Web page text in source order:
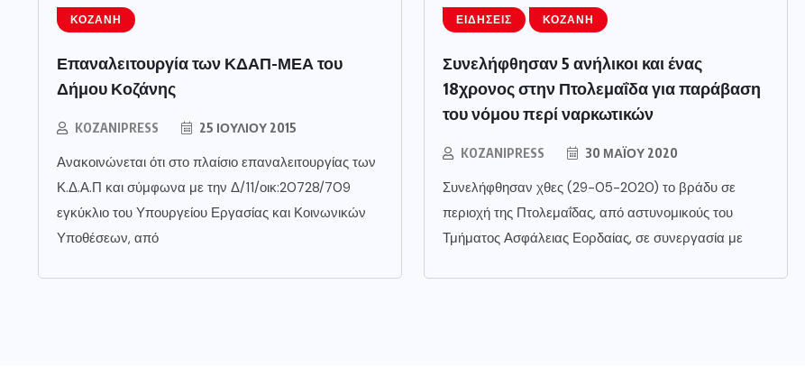
ΚΟΖΆΝΗ
Επαναλειτουργία των ΚΔΑΠ-ΜΕΑ του
Δήμου Κοζάνης
KOZANIPRESS 25 ΙΟΥΛΊΟΥ 2015
Ανακοινώνεται ότι στο πλαίσιο επαναλειτουργίας των
Κ.Δ.Α.Π και σύμφωνα με την Δ/11/οικ:20728/709
εγκύκλιο του Υπουργείου Εργασίας και Κοινωνικών
Υποθέσεων, από
ΕΙΔΉΣΕΙΣ ΚΟΖΆΝΗ
Συνελήφθησαν 5 ανήλικοι και ένας
18χρονος στην Πτολεμαΐδα για παράβαση
του νόμου περί ναρκωτικών
KOZANIPRESS 30 ΜΑΪ́ΟΥ 2020
Συνελήφθησαν χθες (29-05-2020) το βράδυ σε
περιοχή της Πτολεμαΐδας, από αστυνομικούς του
Τμήματος Ασφάλειας Εορδαίας, σε συνεργασία με